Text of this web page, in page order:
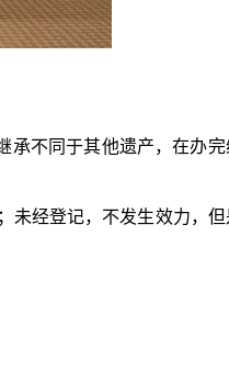
承不同于其他遗产，在办完
未经登记，不发生效力，但